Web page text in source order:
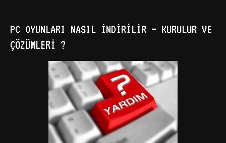
PC OYUNLARI NASIL İNDIRILIR – KURULUR VE
ÇÖZÜMLERI ?